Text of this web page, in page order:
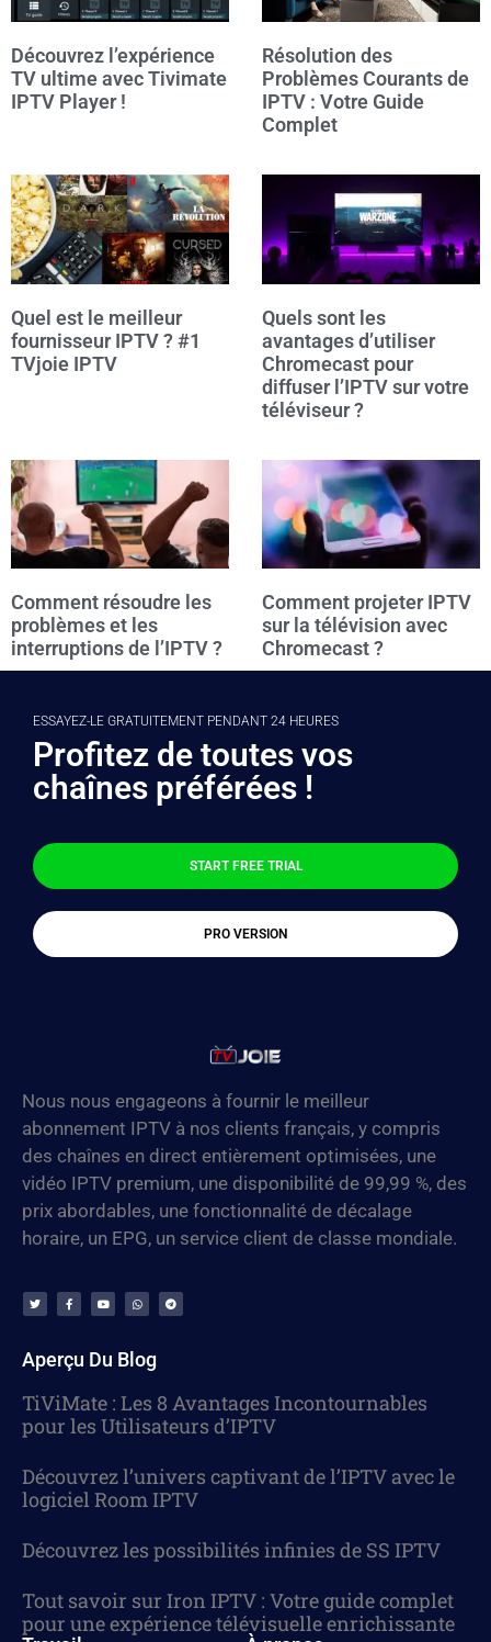
Découvrez l’expérience
TV ultime avec Tivimate
IPTV Player !
Résolution des
Problèmes Courants de
IPTV : Votre Guide
Complet
Quel est le meilleur
fournisseur IPTV ? #1
TVjoie IPTV
Quels sont les
avantages d’utiliser
Chromecast pour
diffuser l’IPTV sur votre
téléviseur ?
Comment résoudre les
problèmes et les
interruptions de l’IPTV ?
Comment projeter IPTV
sur la télévision avec
Chromecast ?
ESSAYEZ-LE GRATUITEMENT PENDANT 24 HEURES
Profitez de toutes vos
chaînes préférées !
START FREE TRIAL
PRO VERSION
Nous nous engageons à fournir le meilleur
abonnement IPTV à nos clients français, y compris
des chaînes en direct entièrement optimisées, une
vidéo IPTV premium, une disponibilité de 99,99 %, des
prix abordables, une fonctionnalité de décalage
horaire, un EPG, un service client de classe mondiale.
Aperçu Du Blog
TiViMate : Les 8 Avantages Incontournables
pour les Utilisateurs d’IPTV
Découvrez l’univers captivant de l’IPTV avec le
logiciel Room IPTV
Découvrez les possibilités infinies de SS IPTV
Tout savoir sur Iron IPTV : Votre guide complet
pour une expérience télévisuelle enrichissante